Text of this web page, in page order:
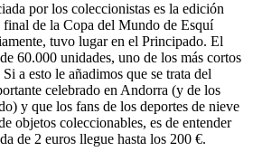
por los coleccionistas es la edición
final de la Copa del Mundo de Esquí
tuvo lugar en el Principado. El
60.000 unidades, uno de los más cortos
a esto le añadimos que se trata del
celebrado en Andorra (y de los
y que los fans de los deportes de nieve
objetos coleccionables, es de entender
de 2 euros llegue hasta los 200 €.